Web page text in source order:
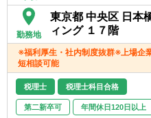
【組織構成
■13名（男
【具体的に
めの業務全
◎事業計画
勤務地
東京都 中央区 日本
ィング １７階
※福利厚生・社内制度抜群※上場企
短相談可能
税理士 税理士科目合格
第二新卒可 年間休日120日以上